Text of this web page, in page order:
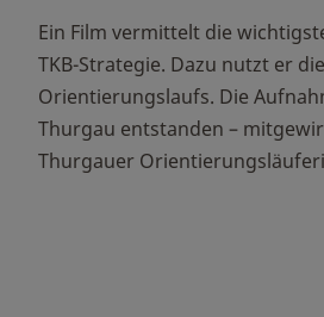
Ein Film vermittelt die
TKB-Strategie. Dazu nutzt er
Orientierungslaufs. Die
Thurgau entstanden –
Thurgauer